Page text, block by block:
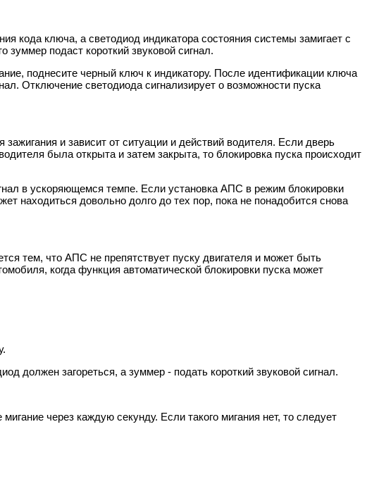
кода ключа, а светодиод индикатора состояния системы замигает с
подаст короткий звуковой сигнал.
поднесите черный ключ к индикатору. После идентификации ключа
Отключение светодиода сигнализирует о возможности пуска
и зависит от ситуации и действий водителя. Если дверь
была открыта и затем закрыта, то блокировка пуска происходит
в ускоряющемся темпе. Если установка АПС в режим блокировки
находиться довольно долго до тех пор, пока не понадобится снова
тем, что АПС не препятствует пуску двигателя и может быть
когда функция автоматической блокировки пуска может
должен загореться, а зуммер - подать короткий звуковой сигнал.
через каждую секунду. Если такого мигания нет, то следует